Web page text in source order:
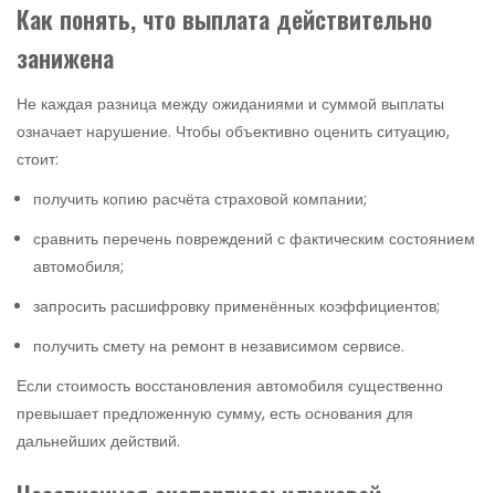
Как понять, что выплата действительно
занижена
Не каждая разница между ожиданиями и суммой выплаты
означает нарушение. Чтобы объективно оценить ситуацию,
стоит:
получить копию расчёта страховой компании;
сравнить перечень повреждений с фактическим состоянием
автомобиля;
запросить расшифровку применённых коэффициентов;
получить смету на ремонт в независимом сервисе.
Если стоимость восстановления автомобиля существенно
превышает предложенную сумму, есть основания для
дальнейших действий.